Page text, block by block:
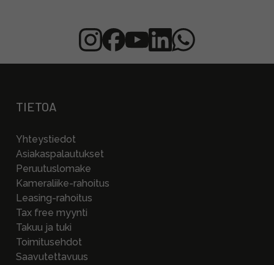
TIETOA
Yhteystiedot
Asiakaspalautukset
Peruutuslomake
Kameraliike-rahoitus
Leasing-rahoitus
Tax free myynti
Takuu ja tuki
Toimitusehdot
Saavutettavuus